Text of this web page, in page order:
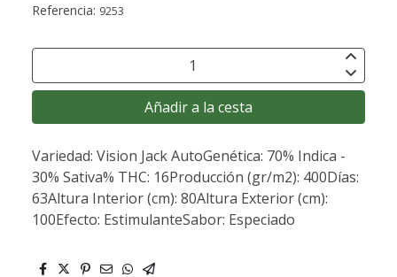
Referencia: 9253
Añadir a la cesta
Variedad: Vision Jack AutoGenética: 70% Indica -
30% Sativa% THC: 16Producción (gr/m2): 400Días:
63Altura Interior (cm): 80Altura Exterior (cm):
100Efecto: EstimulanteSabor: Especiado